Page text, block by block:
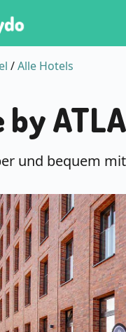
/Alle Hotels
by
und bequem